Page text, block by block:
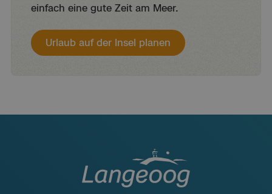
einfach eine gute Zeit am Meer.
Urlaub auf der Insel planen